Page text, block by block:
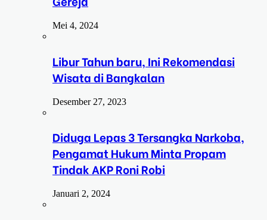
Mei 4, 2024
Libur Tahun baru, Ini Rekomendasi
Wisata di Bangkalan
Desember 27, 2023
Diduga Lepas 3 Tersangka Narkoba,
Pengamat Hukum Minta Propam
Tindak AKP Roni Robi
Januari 2, 2024